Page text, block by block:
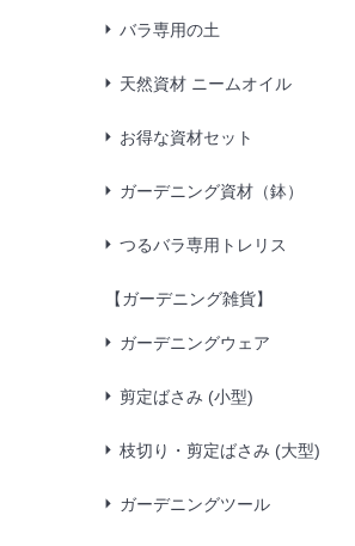
バラ専用の土
天然資材 ニームオイル
お得な資材セット
ガーデニング資材（鉢）
つるバラ専用トレリス
【ガーデニング雑貨】
ガーデニングウェア
剪定ばさみ (小型)
枝切り・剪定ばさみ (大型)
ガーデニングツール